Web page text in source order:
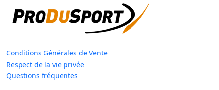
Conditions Générales de Vente
Respect de la vie privée
Questions fréquentes